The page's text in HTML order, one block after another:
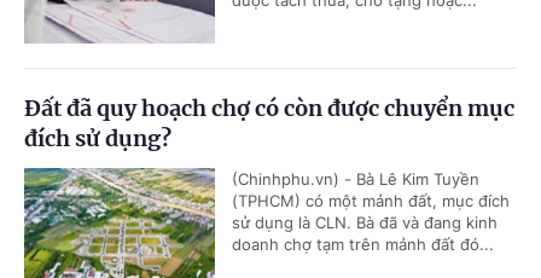
Đất đã quy hoạch chợ có còn được chuyển mục
đích sử dụng?
(Chinhphu.vn) - Bà Lê Kim Tuyền
(TPHCM) có một mảnh đất, mục đích
sử dụng là CLN. Bà đã và đang kinh
doanh chợ tạm trên mảnh đất đó...